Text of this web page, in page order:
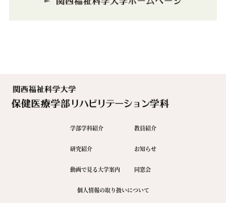
学部学科紹介
研究紹介
動画で見る大学案内
教員紹介
お知らせ
同窓会
個人情報の取り扱いについて